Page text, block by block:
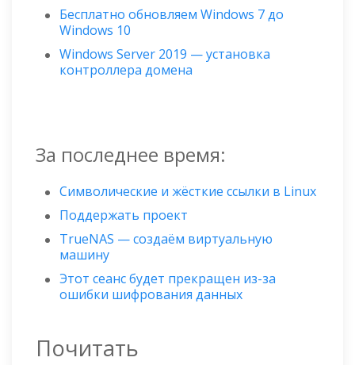
Бесплатно обновляем Windows 7 до
Windows 10
Windows Server 2019 — установка
контроллера домена
За последнее время:
Символические и жёсткие ссылки в Linux
Поддержать проект
TrueNAS — создаём виртуальную
машину
Этот сеанс будет прекращен из-за
ошибки шифрования данных
Почитать